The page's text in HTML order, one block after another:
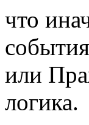
что
или
логика.